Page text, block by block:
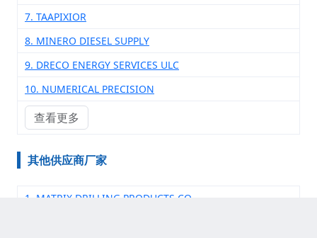
7. TAAPIXIOR
8. MINERO DIESEL SUPPLY
9. DRECO ENERGY SERVICES ULC
10. NUMERICAL PRECISION
查看更多
其他供应商厂家
1. MATRIX DRILLING PRODUCTS CO